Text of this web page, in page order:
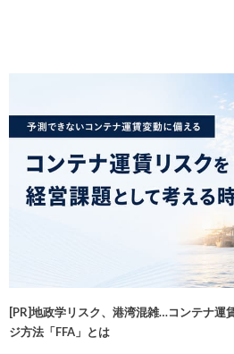
[PR]地政学リスク、港湾混雑…コンテナ運
ジ方法「FFA」とは